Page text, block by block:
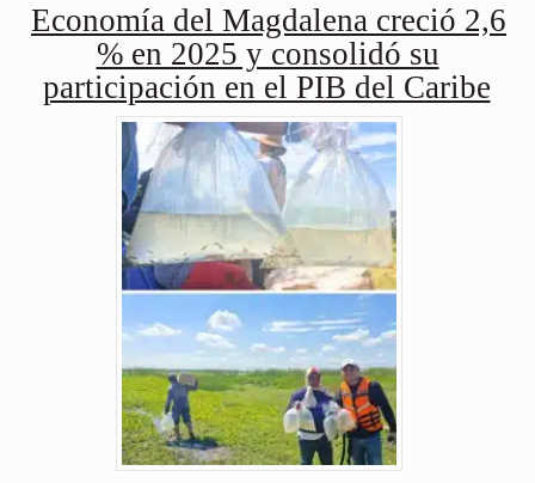
Economía del Magdalena creció 2,6
% en 2025 y consolidó su
participación en el PIB del Caribe